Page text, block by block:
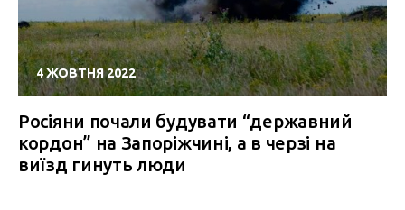
4 ЖОВТНЯ 2022
Росіяни почали будувати “державний
кордон” на Запоріжчині, а в черзі на
виїзд гинуть люди